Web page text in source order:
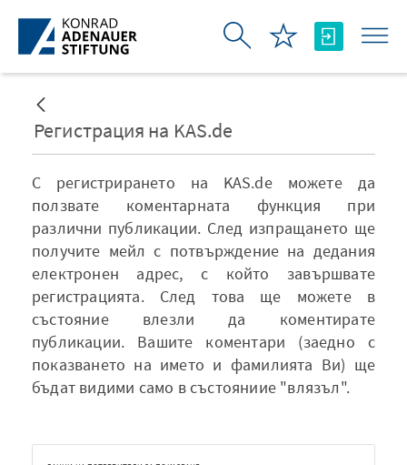
Skip to Main Content
Регистрация на KAS.de
С регистрирането на KAS.de можете да
ползвате коментарната функция при
различни публикации. След изпращането ще
получите мейл с потвърждение на дедания
електронен адрес, с който завършвате
регистрацията. След това ще можете в
състояние влезли да коментирате
публикации. Вашите коментари (заедно с
показването на името и фамилията Ви) ще
бъдат видими само в състояниие "влязъл".